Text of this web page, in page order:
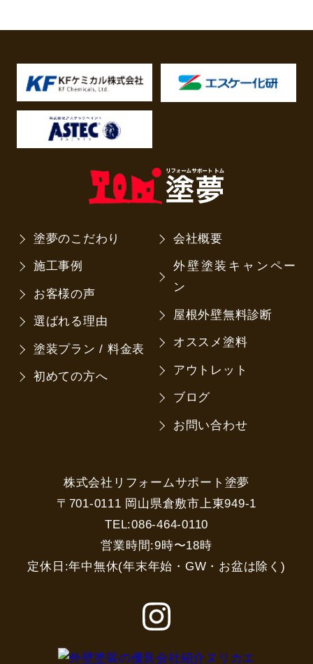
塗夢のこだわり
施工事例
お客様の声
選ばれる理由
塗装プラン / 料金表
初めての方へ
会社概要
外壁塗装キャンペー
ン
屋根外壁無料診断
オススメ塗料
アウトレット
ブログ
お問い合わせ
株式会社リフォームサポート塗夢
〒701-0111 岡山県倉敷市上東949-1
TEL:086-464-0110
営業時間:9時〜18時
定休日:年中無休(年末年始・GW・お盆は除く)